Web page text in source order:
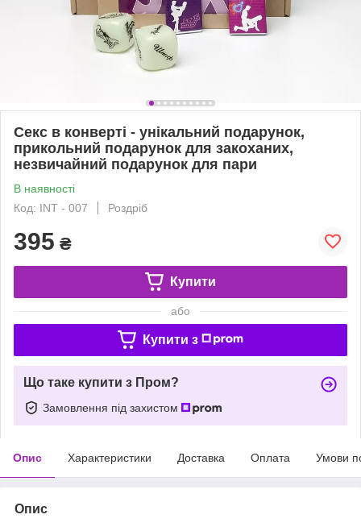
Секс в конверті - унікальний подарунок,
прикольний подарунок для закоханих,
незвичайний подарунок для пари
В наявності
Код: INT - 007
Роздріб
395 ₴
Купити
або
Купити з
Що таке купити з Пром?
Замовлення під захистом
Опис Характеристики Доставка Оплата Умови
Опис